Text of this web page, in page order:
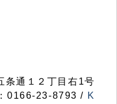
通１２丁目右1号
0166-23-8793 / K